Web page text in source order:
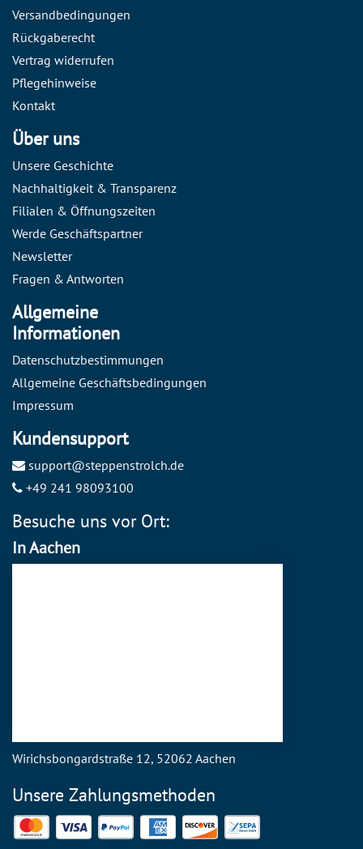
Besuche uns vor Ort:
In Aachen
Wirichsbongardstraße 12, 52062 Aachen
Versandbedingungen
Rückgaberecht
Vertrag widerrufen
Pflegehinweise
Kontakt
Über uns
Unsere Geschichte
Nachhaltigkeit & Transparenz
Filialen & Öffnungszeiten
Werde Geschäftspartner
Newsletter
Fragen & Antworten
Allgemeine
Informationen
Datenschutzbestimmungen
Allgemeine Geschäftsbedingungen
Impressum
Kundensupport
support@steppenstrolch.de
+49 241 98093100
Unsere Zahlungsmethoden